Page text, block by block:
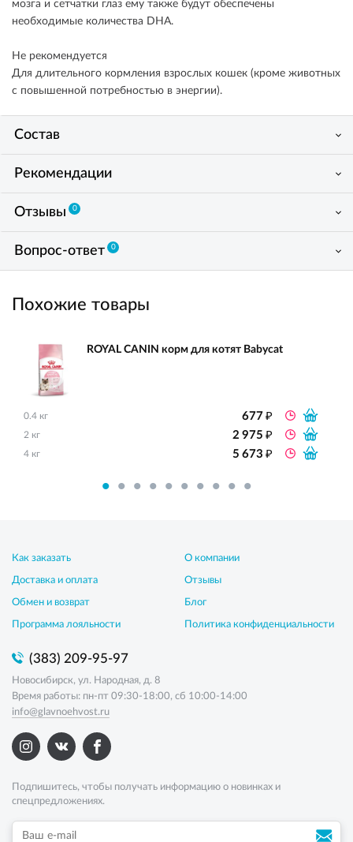
мозга и сетчатки глаз ему также будут обеспечены
необходимые количества DHA.
Не рекомендуется
Для длительного кормления взрослых кошек (кроме животных
с повышенной потребностью в энергии).
Состав
Рекомендации
Отзывы 0
Вопрос-ответ 0
Похожие товары
ROYAL CANIN корм для котят Babycat
0.4 кг 677₽
2 кг 2 975₽
4 кг 5 673₽
Как заказать
Доставка и оплата
Обмен и возврат
Программа лояльности
О компании
Отзывы
Блог
Политика конфиденциальности
(383) 209-95-97
Новосибирск, ул. Народная, д. 8
Время работы: пн-пт 09:30-18:00, сб 10:00-14:00
info@glavnoehvost.ru
Подпишитесь, чтобы получать информацию о новинках и
спецпредложениях.